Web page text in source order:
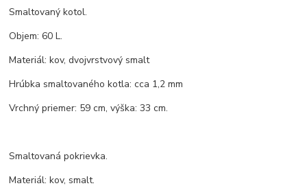
Smaltovaný kotol.
Objem: 60 L.
Materiál: kov, dvojvrstvový smalt
Hrúbka smaltovaného kotla: cca 1,2 mm
Vrchný priemer: 59 cm, výška: 33 cm.
Smaltovaná pokrievka.
Materiál: kov, smalt.